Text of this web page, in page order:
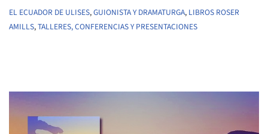
EL ECUADOR DE ULISES,GUIONISTA Y DRAMATURGA, LIBROS ROSER
AMILLS,TALLERES, CONFERENCIAS Y PRESENTACIONES